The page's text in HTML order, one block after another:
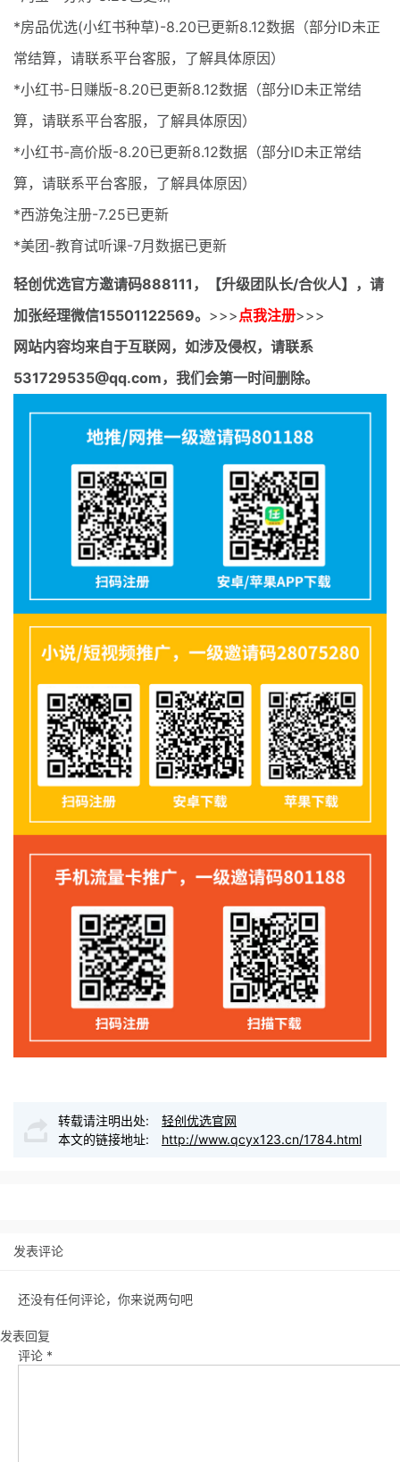
*房品优选(小红书种草)-8.20已更新8.12数据（部分ID未正
常结算，请联系平台客服，了解具体原因）
*小红书-日赚版-8.20已更新8.12数据（部分ID未正常结
算，请联系平台客服，了解具体原因）
*小红书-高价版-8.20已更新8.12数据（部分ID未正常结
算，请联系平台客服，了解具体原因）
*西游兔注册-7.25已更新
*美团-教育试听课-7月数据已更新
轻创优选官方邀请码888111，【升级团队长/合伙人】，请
加张经理微信15501122569。 >>> 点我注册>>>
网站内容均来自于互联网，如涉及侵权，请联系
531729535@qq.com，我们会第一时间删除。
转载请注明出处:
轻创优选官网
本文的链接地址:
http://www.qcyx123.cn/1784.html
发表评论
还没有任何评论，你来说两句吧
发表回复
评论 *